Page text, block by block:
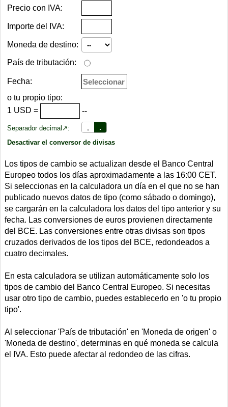
Precio con IVA:
Importe del IVA:
Moneda de destino:
País de tributación:
Fecha:
o tu propio tipo:
1 USD = --
Separador decimal↗: .
Desactivar el conversor de divisas
Los tipos de cambio se actualizan desde el Banco Central
Europeo todos los días aproximadamente a las 16:00 CET.
Si seleccionas en la calculadora un día en el que no se han
publicado nuevos datos de tipo (como sábado o domingo),
se cargarán en la calculadora los datos del tipo anterior y su
fecha. Las conversiones de euros provienen directamente
del BCE. Las conversiones entre otras divisas son tipos
cruzados derivados de los tipos del BCE, redondeados a
cuatro decimales.
En esta calculadora se utilizan automáticamente solo los
tipos de cambio del Banco Central Europeo. Si necesitas
usar otro tipo de cambio, puedes establecerlo en 'o tu propio
tipo'.
Al seleccionar 'País de tributación' en 'Moneda de origen' o
'Moneda de destino', determinas en qué moneda se calcula
el IVA. Esto puede afectar al redondeo de las cifras.